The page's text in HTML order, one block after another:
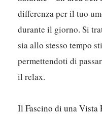
differenza per il tuo
durante il giorno. Si
sia allo stesso tempo
permettendoti di
il relax.
Il Fascino di una Vista